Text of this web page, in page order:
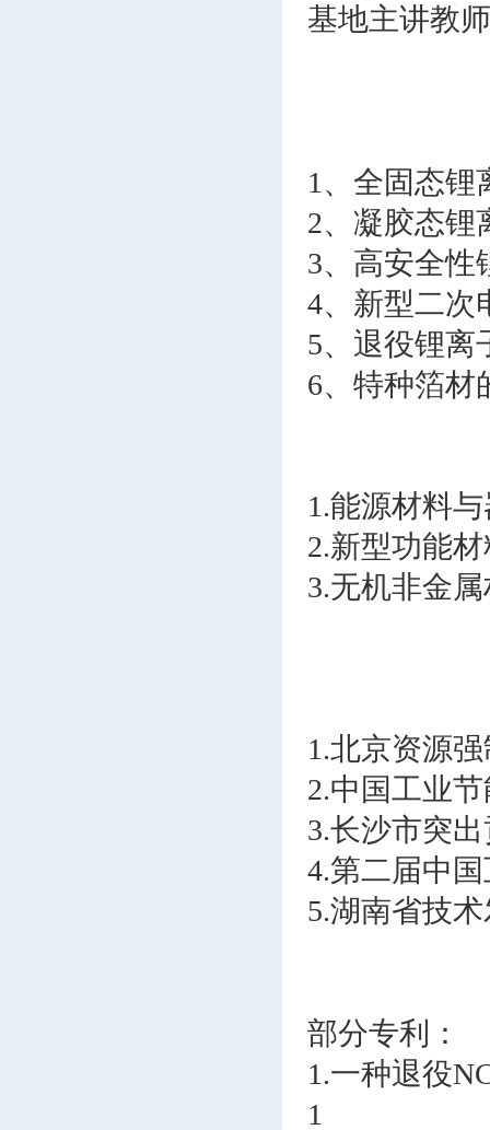
基地主讲教
1、全固态锂
2、凝胶态锂
3、高安全性
4、新型二次
5、退役锂离
6、特种箔材
1.能源材料
2.新型功能
3.无机非金
1.北京资源
2.中国工业
3.长沙市突
4.第二届中
5.湖南省技
部分专利：
1.一种退役
1